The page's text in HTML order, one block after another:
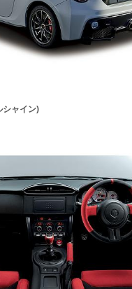
シャイン)